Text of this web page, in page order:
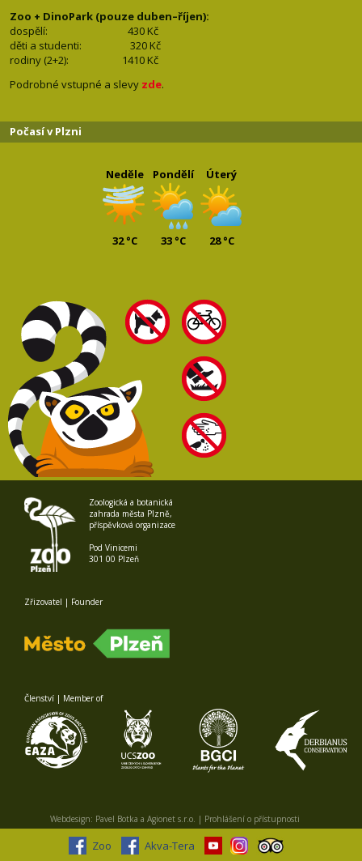
Zoo + DinoPark (pouze duben–říjen):
dospělí: 430 Kč
děti a studenti: 320 Kč
rodiny (2+2): 1410 Kč
Podrobné vstupné a slevy zde.
Počasí v Plzni
Neděle
32 °C
Pondělí
33 °C
Úterý
28 °C
Zoologická a botanická
zahrada města Plzně,
příspěvková organizace
Pod Vinicemi
301 00 Plzeň
Zřizovatel | Founder
Členství | Member of
Webdesign: Pavel Botka a Agionet s.r.o. | Prohlášení o přístupnosti
Zoo Akva-Tera